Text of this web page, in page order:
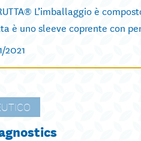
L’imballaggio è
è uno sleeve coprente con
2021